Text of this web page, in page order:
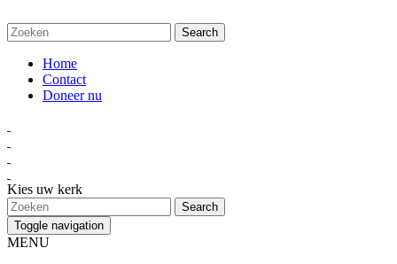
Home
Contact
Doneer nu
Kies uw kerk
Toggle navigation
MENU